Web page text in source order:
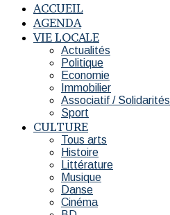
ACCUEIL
AGENDA
VIE LOCALE
Actualités
Politique
Economie
Immobilier
Associatif / Solidarités
Sport
CULTURE
Tous arts
Histoire
Littérature
Musique
Danse
Cinéma